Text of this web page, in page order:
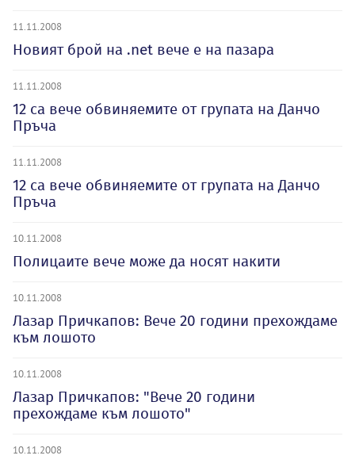
11.11.2008
Новият брой на .net вече е на пазара
11.11.2008
12 са вече обвиняемите от групата на Данчо
Пръча
11.11.2008
12 са вече обвиняемите от групата на Данчо
Пръча
10.11.2008
Полицаите вече може да носят накити
10.11.2008
Лазар Причкапов: Вече 20 години прехождаме
към лошото
10.11.2008
Лазар Причкапов: "Вече 20 години
прехождаме към лошото"
10.11.2008